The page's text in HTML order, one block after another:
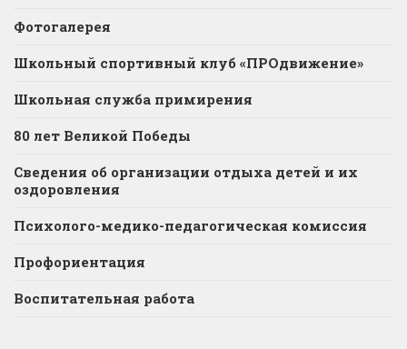
Фотогалерея
Школьный спортивный клуб «ПРОдвижение»
Школьная служба примирения
80 лет Великой Победы
Сведения об организации отдыха детей и их
оздоровления
Психолого-медико-педагогическая комиссия
Профориентация
Воспитательная работа